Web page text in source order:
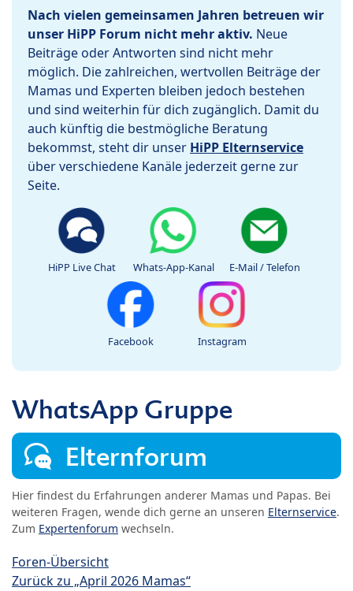
Nach vielen gemeinsamen Jahren betreuen wir
unser HiPP Forum nicht mehr aktiv. Neue
Beiträge oder Antworten sind nicht mehr
möglich. Die zahlreichen, wertvollen Beiträge der
Mamas und Experten bleiben jedoch bestehen
und sind weiterhin für dich zugänglich. Damit du
auch künftig die bestmögliche Beratung
bekommst, steht dir unser HiPP Elternservice
über verschiedene Kanäle jederzeit gerne zur
Seite.
HiPP Live Chat Whats-App-Kanal E-Mail / Telefon
Facebook Instagram
WhatsApp Gruppe
Elternforum
Hier findest du Erfahrungen anderer Mamas und Papas. Bei
weiteren Fragen, wende dich gerne an unseren Elternservice.
Zum Expertenforum wechseln.
Foren-Übersicht
Zurück zu „April 2026 Mamas“